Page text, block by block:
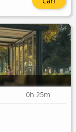
0h 25m